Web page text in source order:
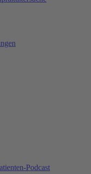
Podcast